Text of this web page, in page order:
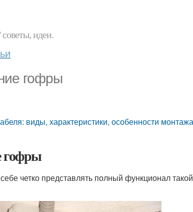
советы, идеи.
гофры
виды, характеристики, особенности
гофры
четко представлять полный функционал